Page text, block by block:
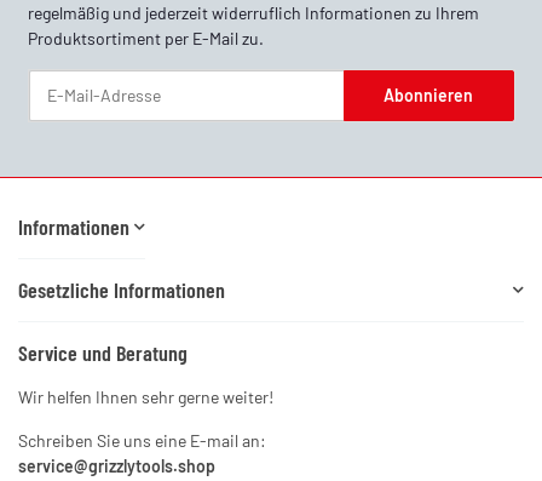
regelmäßig und jederzeit widerruflich Informationen zu Ihrem
Produktsortiment per E-Mail zu.
Abonnieren
Informationen
Gesetzliche Informationen
Service und Beratung
Wir helfen Ihnen sehr gerne weiter!
Schreiben Sie uns eine E-mail an:
service@grizzlytools.shop